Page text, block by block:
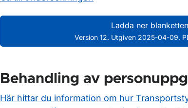
Ladda ner blanketten
Version 12. Utgiven 2025-04-09.
Behandling av
Här hittar du information om hur